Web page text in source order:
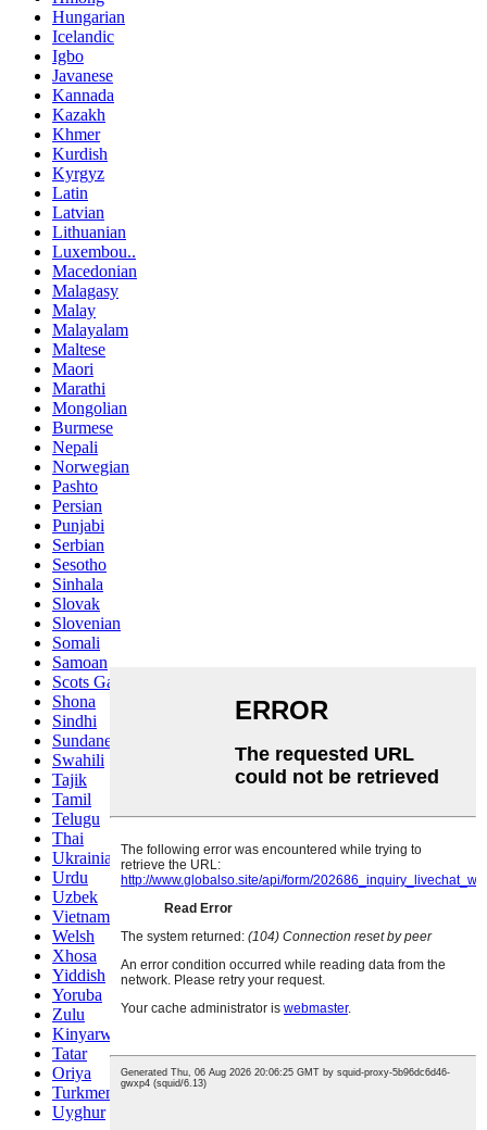
Hungarian
Icelandic
Igbo
Javanese
Kannada
Kazakh
Khmer
Kurdish
Kyrgyz
Latin
Latvian
Lithuanian
Luxembou..
Macedonian
Malagasy
Malay
Malayalam
Maltese
Maori
Marathi
Mongolian
Burmese
Nepali
Norwegian
Pashto
Persian
Punjabi
Serbian
Sesotho
Sinhala
Slovak
Slovenian
Somali
Samoan
Scots Gaelic
Shona
Sindhi
Sundanese
Swahili
Tajik
Tamil
Telugu
Thai
Ukrainian
Urdu
Uzbek
Vietnamese
Welsh
Xhosa
Yiddish
Yoruba
Zulu
Kinyarwanda
Tatar
Oriya
Turkmen
Uyghur